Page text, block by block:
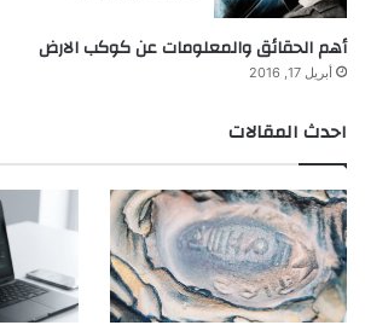
أهم الحقائق والمعلومات عن كوكب الارض
أبريل 17, 2016
احدث المقالات